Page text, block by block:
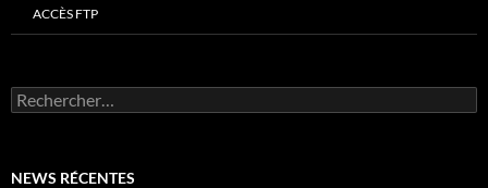
ACCÈS FTP
Rechercher :
NEWS RÉCENTES